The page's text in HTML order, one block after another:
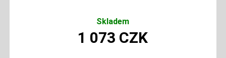
Skladem
1 073 CZK